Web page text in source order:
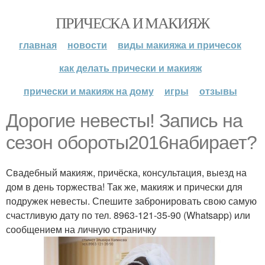
ПРИЧЕСКА И МАКИЯЖ
главная новости
виды макияжа и причесок
как делать прически и макияж
прически и макияж на дому
игры отзывы
Дорогие невесты! Запись на
сезон обороты2016набирает?
Свадебный макияж, причёска, консультация, выезд на
дом в день торжества! Так же, макияж и прически для
подружек невесты. Спешите забронировать свою самую
счастливую дату по тел. 8963-121-35-90 (Whatsapp) или
сообщением на личную страничку